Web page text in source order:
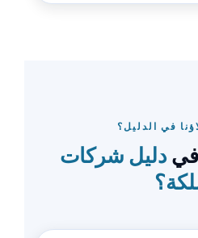
في الدليل؟
فيدليل شركات